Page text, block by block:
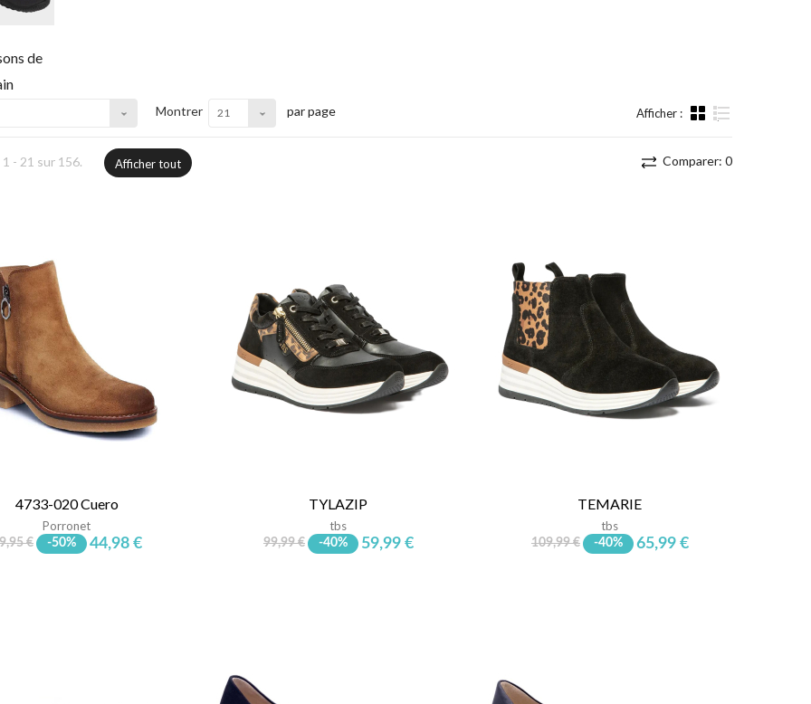
de
Afficher :
Liste
Montrer 21 par page
Comparer: 0
- 21 sur 156. Afficher tout
4733-020 Cuero
Porronet
€ -50% 44,98 €
TYLAZIP
tbs
99,99 € -40% 59,99 €
TEMARIE
tbs
109,99 € -40% 65,99 €